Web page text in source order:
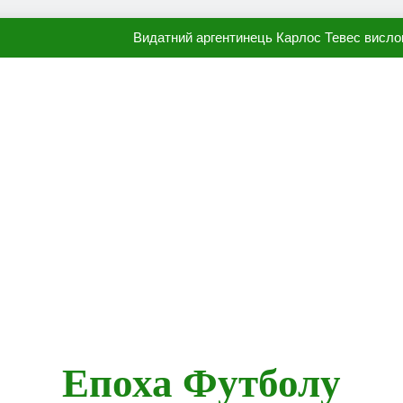
Наполі готовий продати
Епоха Футболу